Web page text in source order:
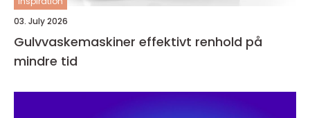
03. July 2026
Gulvvaskemaskiner effektivt renhold på
mindre tid